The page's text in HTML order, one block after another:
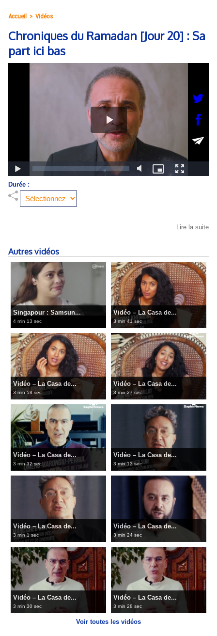
Accueil > Vidéos
Chroniques du Ramadan [Jour 20] : Sa
part ici bas
Durée :
Lire la suite
Autres vidéos
Singapour : Samsun...
4 min 13 sec
Vidéo – La Casa de...
3 min 41 sec
Vidéo – La Casa de...
3 min 58 sec
Vidéo – La Casa de...
3 min 27 sec
Vidéo – La Casa de...
3 min 32 sec
Vidéo – La Casa de...
3 min 13 sec
Vidéo – La Casa de...
3 min 1 sec
Vidéo – La Casa de...
3 min 24 sec
Vidéo – La Casa de...
3 min 30 sec
Vidéo – La Casa de...
3 min 28 sec
Voir toutes les vidéos